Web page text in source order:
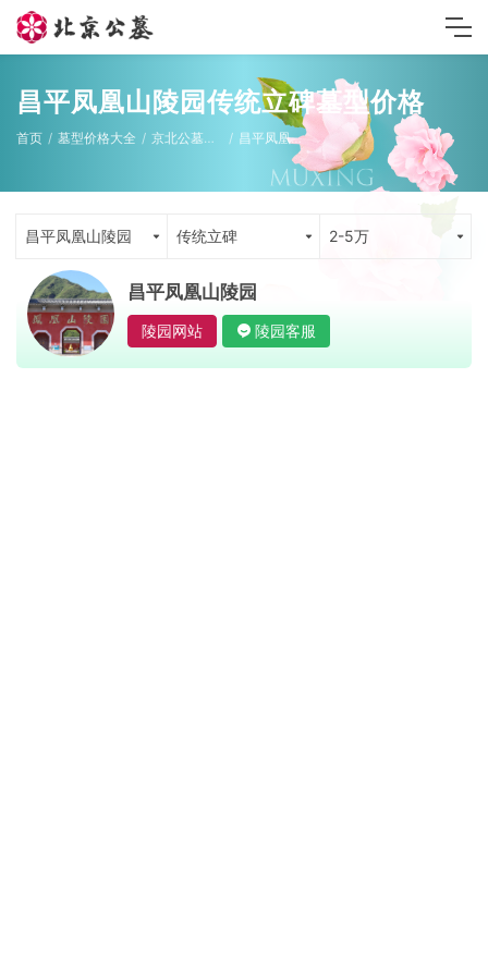
昌平凤凰山陵园传统立碑墓型价格
首页 墓型价格大全 京北公墓墓型 昌平凤凰山陵园
昌平凤凰山陵园 传统立碑 2-5万
昌平凤凰山陵园
陵园网站 陵园客服